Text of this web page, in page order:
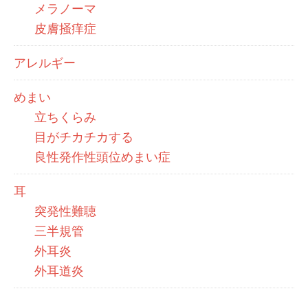
メラノーマ
皮膚掻痒症
アレルギー
めまい
立ちくらみ
目がチカチカする
良性発作性頭位めまい症
耳
突発性難聴
三半規管
外耳炎
外耳道炎